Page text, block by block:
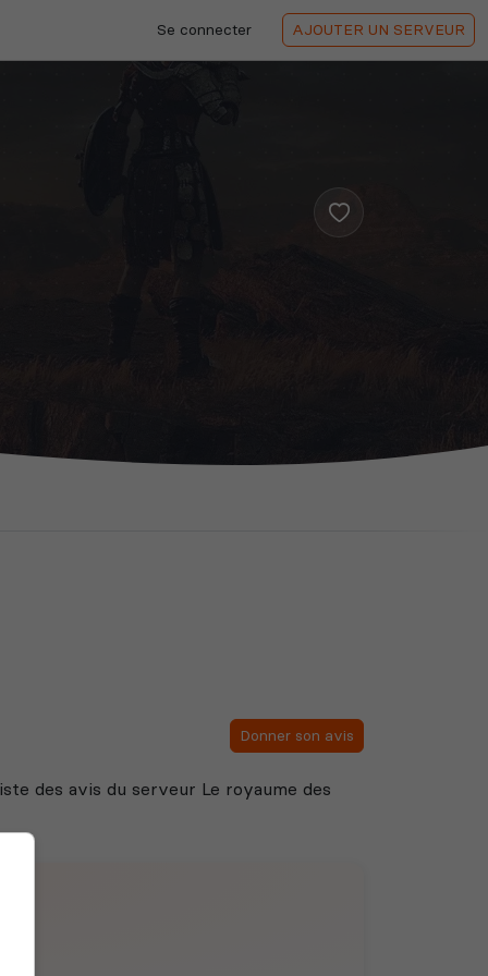
Se connecter AJOUTER UN SERVEUR
Donner son avis
des avis du serveur Le royaume des